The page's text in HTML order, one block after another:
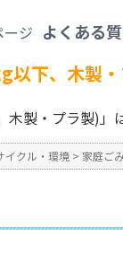
よくある
以下、木製
木製・プラ製)
イクル・環境 > 家庭ご